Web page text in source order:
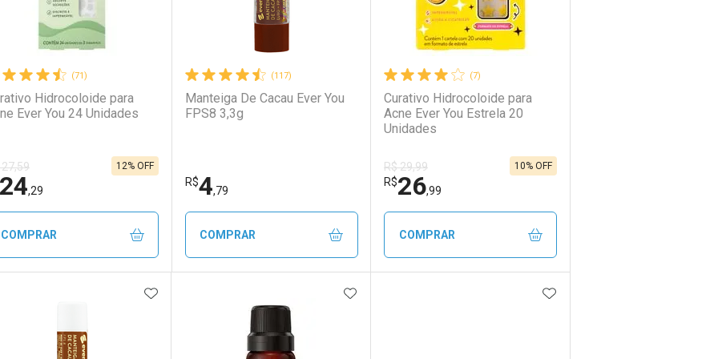
(71)
Hidrocoloide para
Ever You 24 Unidades
27,59
24,29
12% OFF
COMPRAR
FECHAR
FECHAR
Menos
(117)
Manteiga De Cacau Ever You
FPS8 3,3g
R$4,79
COMPRAR
FECHAR
Laboratório
FECHAR
Por Menos
(7)
Curativo Hidrocoloide para
Acne Ever You Estrela 20
Unidades
R$ 29,99
R$26,99
10% OFF
COMPRAR
FECHAR
FECHAR
ADICIONAR AOS FAVORITOS ADICIONAR AOS FAVORITOS ADICIONAR AOS